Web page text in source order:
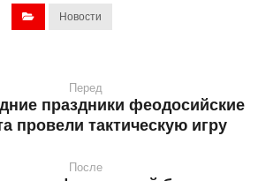
Новости
Перед
праздники феодосийские
провели тактическую игру
После